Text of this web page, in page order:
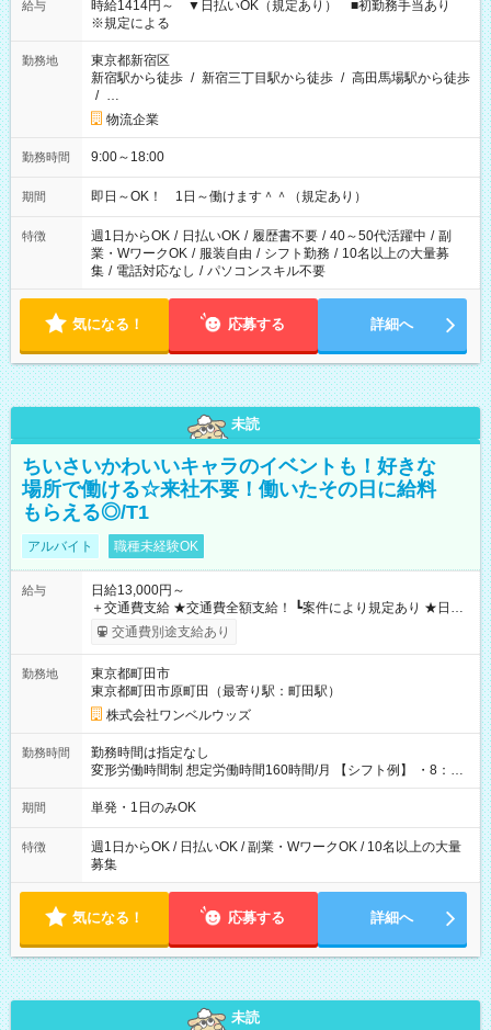
給与
時給1414円～ ▼日払いOK（規定あり） ■初勤務手当あり
※規定による
勤務地
東京都新宿区
新宿駅から徒歩 / 新宿三丁目駅から徒歩 / 高田馬場駅から徒歩
/ …
物流企業
勤務時間 9:00～18:00
期間 即日～OK！ 1日～働けます＾＾（規定あり）
特徴 週1日からOK / 日払いOK / 履歴書不要 / 40～50代活躍中 / 副
業・WワークOK / 服装自由 / シフト勤務 / 10名以上の大量募
集 / 電話対応なし / パソコンスキル不要
気になる！ 応募する 詳細へ
未読
ちいさいかわいいキャラのイベントも！好きな
場所で働ける☆来社不要！働いたその日に給料
もらえる◎/T1
アルバイト 職種未経験OK
給与
日給13,000円～
＋交通費支給 ★交通費全額支給！ ┗案件により規定あり ★日払
いOK！（規定あり） ┗働いたその日に現金GET♪ お仕事後はコ
ンビニATMから 日払い分を引き落とせます！ 【試用期間】試
交通費別途支給あり
勤務地
東京都町田市
東京都町田市原町田（最寄り駅：町田駅）
株式会社ワンベルウッズ
勤務時間
勤務時間は指定なし
変形労働時間制 想定労働時間160時間/月 【シフト例】 ・8：00
～21：00
期間 単発・1日のみOK
特徴
週1日からOK / 日払いOK / 副業・WワークOK / 10名以上の大量
募集
気になる！ 応募する 詳細へ
未読